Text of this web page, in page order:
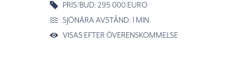
PRIS/BUD: 295 000 EURO
SJÖNÄRA AVSTÅND: 1 MIN
VISAS EFTER ÖVERENSKOMMELSE